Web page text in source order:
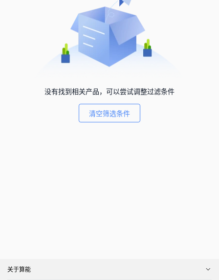
没有找到相关产品，可以尝试调整过滤条件
清空筛选条件
关于算能